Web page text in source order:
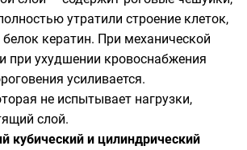
утратили строение клеток,
кератин. При механической
при ухудшении кровоснабжения
усиливается.
не испытывает нагрузки,
слой.
кубический и цилиндрический